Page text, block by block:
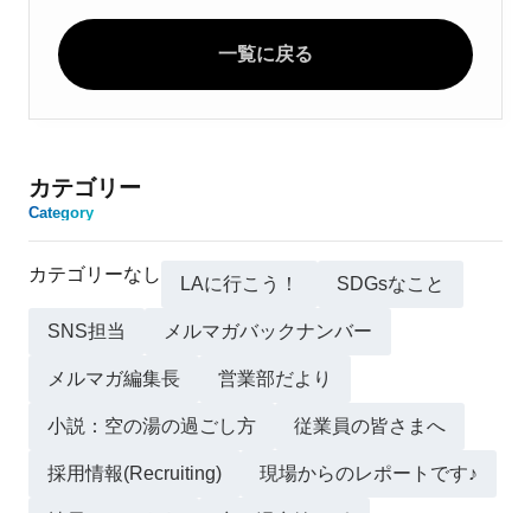
一覧に戻る
カテゴリー
Category
カテゴリーなし LAに行こう！ SDGsなこと
SNS担当 メルマガバックナンバー
メルマガ編集長 営業部だより
小説：空の湯の過ごし方 従業員の皆さまへ
採用情報(Recruiting) 現場からのレポートです♪